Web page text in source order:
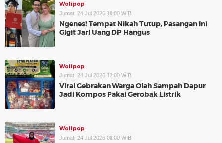
Wolipop
Jumat, 24 Jul 2026 18:00 WIB
Ngenes! Tempat Nikah Tutup, Pasangan Ini
Gigit Jari Uang DP Hangus
Wolipop
Jumat, 24 Jul 2026 12:00 WIB
Viral Gebrakan Warga Olah Sampah Dapur
Jadi Kompos Pakai Gerobak Listrik
Wolipop
Jumat, 24 Jul 2026 08:00 WIB